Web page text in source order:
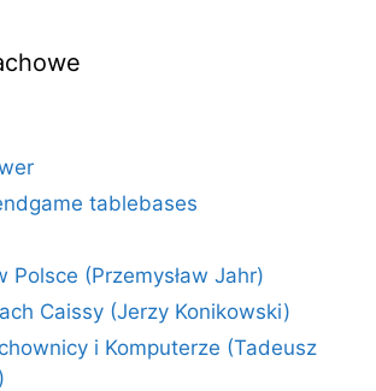
tablebases
Polsce (Przemysław Jahr)
Caissy (Jerzy Konikowski)
i Komputerze (Tadeusz